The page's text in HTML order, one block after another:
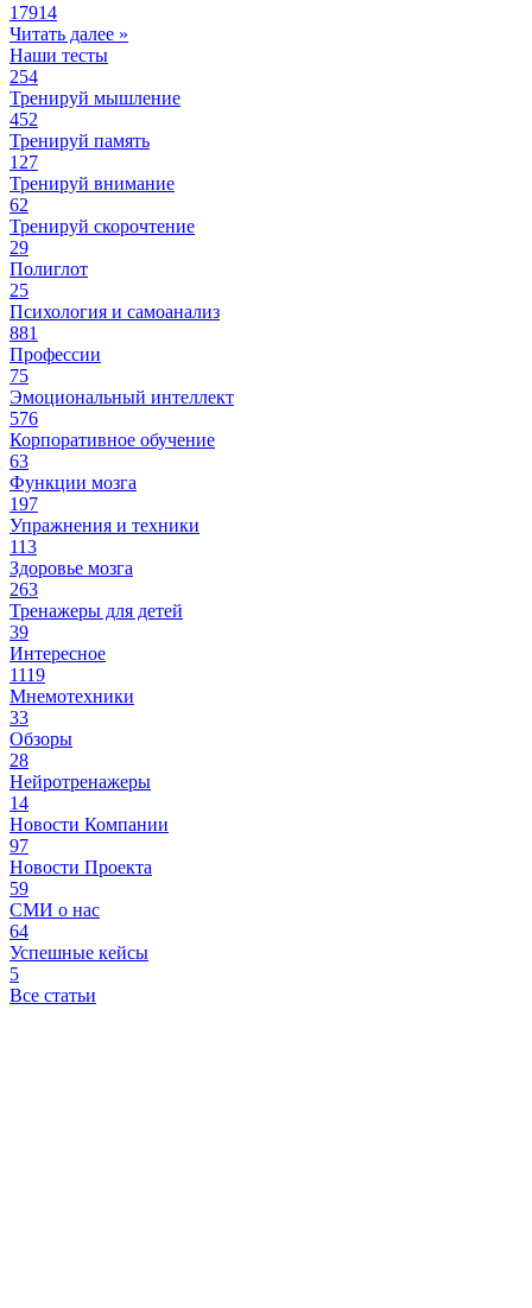
17914
Читать далее »
Наши тесты
254
Тренируй мышление
452
Тренируй память
127
Тренируй внимание
62
Тренируй скорочтение
29
Полиглот
25
Психология и самоанализ
881
Профессии
75
Эмоциональный интеллект
576
Корпоративное обучение
63
Функции мозга
197
Упражнения и техники
113
Здоровье мозга
263
Тренажеры для детей
39
Интересное
1119
Мнемотехники
33
Обзоры
28
Нейротренажеры
14
Новости Компании
97
Новости Проекта
59
СМИ о нас
64
Успешные кейсы
5
Все статьи